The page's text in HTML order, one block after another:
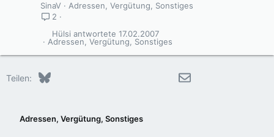
SinaV
Adressen, Vergütung, Sonstiges
2
Adressen, Vergütung, Sonstiges
17.02.2007
Hülsi
Teilen: Bluesky WhatsApp
E-Mail
Adressen, Vergütung, Sonstiges